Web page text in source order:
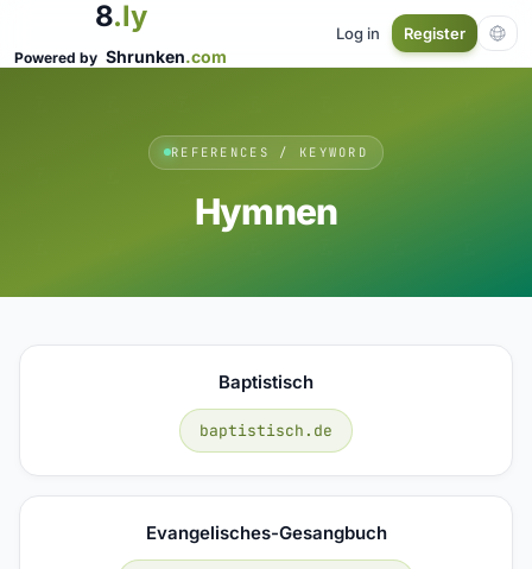
8.ly
Powered by Shrunken.com
Log in Register
REFERENCES / KEYWORD
Hymnen
Baptistisch
baptistisch.de
Evangelisches-Gesangbuch